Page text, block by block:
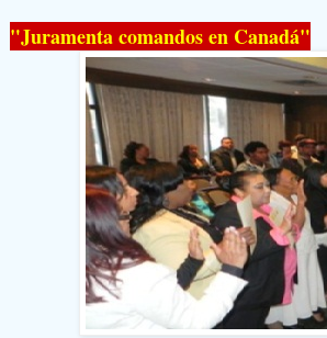
"Juramenta comandos en Canadá"